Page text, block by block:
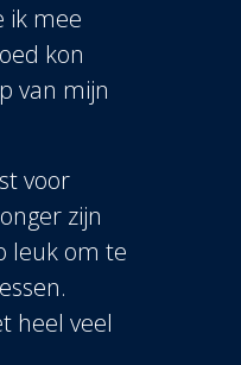
ik mee
kon
van mijn
voor
zijn
leuk om te
heel veel